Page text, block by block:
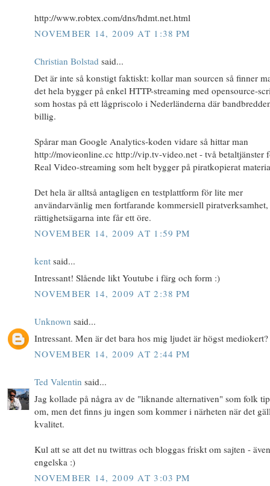
http://www.robtex.com/dns/hdmt.net.html
NOVEMBER 14, 2009 AT 1:38 PM
Christian Bolstad said...
Det är inte så konstigt faktiskt: kollar man sourcen så finner
det hela bygger på enkel HTTP-streaming med opensource-
som hostas på ett lågpriscolo i Nederländerna där
billig.
Spårar man Google Analytics-koden vidare så hittar man
http://movieonline.cc http://vip.tv-video.net - två betaltjänster
Real Video-streaming som helt bygger på piratkopierat
Det hela är alltså antagligen en testplattform för lite mer
användarvänlig men fortfarande kommersiell
rättighetsägarna inte får ett öre.
NOVEMBER 14, 2009 AT 1:59 PM
kent said...
Intressant! Slående likt Youtube i färg och form :)
NOVEMBER 14, 2009 AT 2:38 PM
Unknown said...
Intressant. Men är det bara hos mig ljudet är högst mediokert?
NOVEMBER 14, 2009 AT 2:44 PM
Ted Valentin said...
Jag kollade på några av de "liknande alternativen" som folk
om, men det finns ju ingen som kommer i närheten när det
kvalitet.
Kul att se att det nu twittras och bloggas friskt om sajten -
engelska :)
NOVEMBER 14, 2009 AT 3:03 PM